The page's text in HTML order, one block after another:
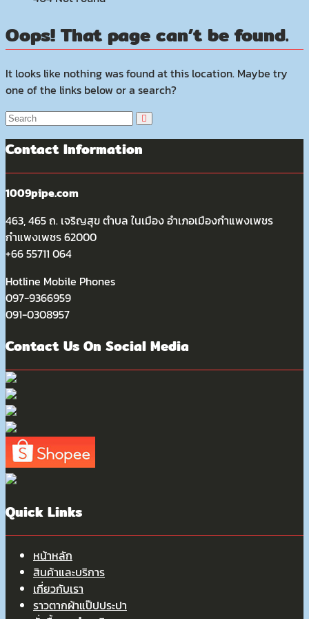
Oops! That page can’t be found.
It looks like nothing was found at this location. Maybe try
one of the links below or a search?
Contact Information
1009pipe.com
463, 465 ถ. เจริญสุข ตำบล ในเมือง อำเภอเมืองกำแพงเพชร
กำแพงเพชร 62000
+66 55711 064
Hotline Mobile Phones
097-9366959
091-0308957
Contact Us On Social Media
Quick Links
หน้าหลัก
สินค้าและบริการ
เกี่ยวกับเรา
ราวตากผ้าแป๊ปประปา